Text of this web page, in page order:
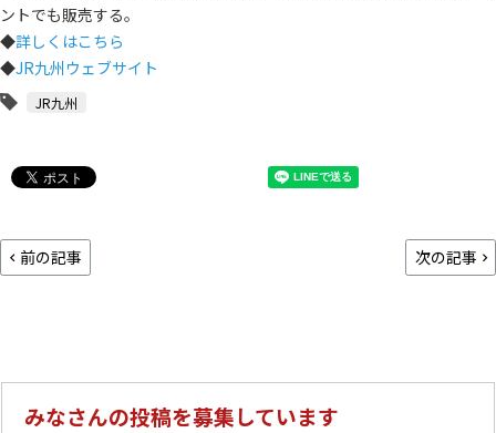
ントでも販売する。
◆詳しくはこちら
◆JR九州ウェブサイト
JR九州
前の記事 次の記事
みなさんの投稿を募集しています